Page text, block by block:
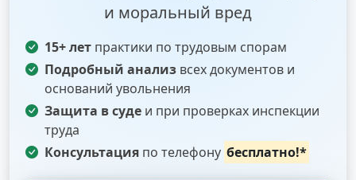
и моральный вред
15+ лет практики по трудовым спорам
Подробный анализ всех документов и
оснований увольнения
Защита в суде и при проверках инспекции
труда
Консультация по телефону бесплатно!*